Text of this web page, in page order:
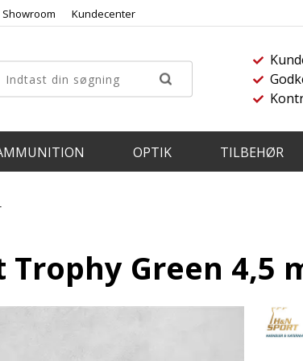
Showroom Kundecenter
OPTIK TILBEHØR
Trophy Green 4,5